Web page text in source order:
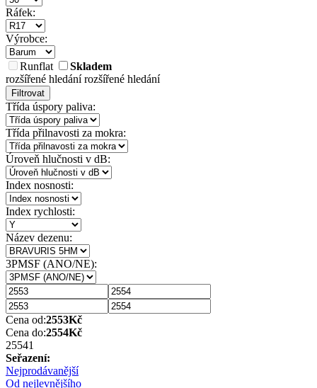
Ráfek:
Výrobce:
Runflat
Skladem
rozšířené hledánírozšířené hledání
Filtrovat
Třída úspory paliva:
Třída přilnavosti za mokra:
Úroveň hlučnosti v dB:
Index nosnosti:
Index rychlosti:
Název dezenu:
3PMSF (ANO/NE):
Cena od:2553Kč
Cena do:2554Kč
25541
Seřazení:
Nejprodávanější
Od nejlevnějšího